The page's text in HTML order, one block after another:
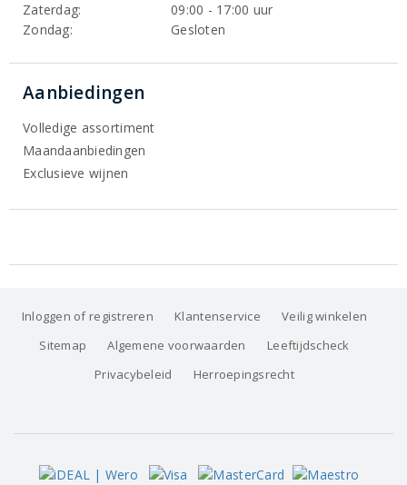
Zaterdag:
09:00 - 17:00 uur
Zondag:
Gesloten
Aanbiedingen
Volledige assortiment
Maandaanbiedingen
Exclusieve wijnen
Inloggen of registreren Klantenservice
Veilig winkelen
Sitemap
Algemene voorwaarden
Leeftijdscheck
Privacybeleid
Herroepingsrecht